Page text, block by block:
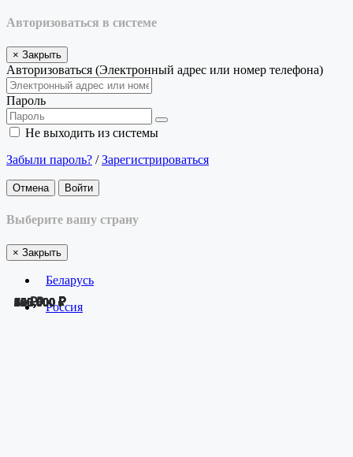
50 ₽
680,000 ₽
25 ₽
720,000 ₽
360,000 ₽
360,000 ₽
360,000 ₽
650,000 ₽
700,000 ₽
360,000 ₽
800,000 ₽
999,000 ₽
120,000 ₽
345,000 ₽
450,000 ₽
800 ₽
Авторизоваться в системе
× Закрыть
Авторизоваться (Электронный адрес или номер телефона)
Пароль
Не выходить из системы
Забыли пароль? /Зарегистрироваться
Отмена Войти
Выберите вашу страну
× Закрыть
Беларусь
Россия